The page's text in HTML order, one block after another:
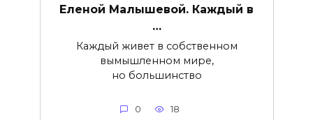
Еленой Малышевой. Каждый в
…
Каждый живет в собственном
вымышленном мире,
но большинство
0 18